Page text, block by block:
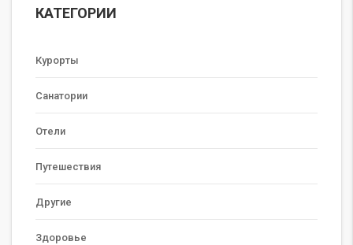
КАТЕГОРИИ
Курорты
Санатории
Отели
Путешествия
Другие
Здоровье